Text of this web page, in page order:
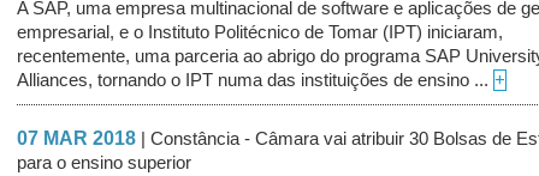
A SAP, uma empresa multinacional de software e aplicações de
empresarial, e o Instituto Politécnico de Tomar (IPT) iniciaram,
recentemente, uma parceria ao abrigo do programa SAP
Alliances, tornando o IPT numa das instituições de ensino ... +
07 MAR 2018
| Constância - Câmara vai atribuir 30 Bolsas de
para o ensino superior